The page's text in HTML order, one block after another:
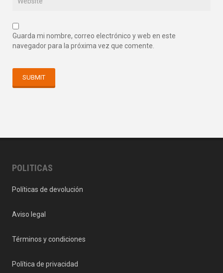
Guarda mi nombre, correo electrónico y web en este
navegador para la próxima vez que comente.
POLITICAS
Políticas de devolución
Aviso legal
Términos y condiciones
Política de privacidad